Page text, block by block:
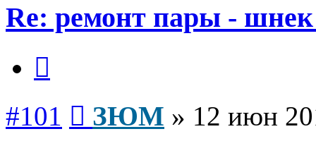
Re: ремонт пары - шнек
#101 ЗЮМ » 12 июн